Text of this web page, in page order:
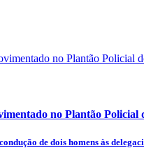
no Plantão
de dois homens às